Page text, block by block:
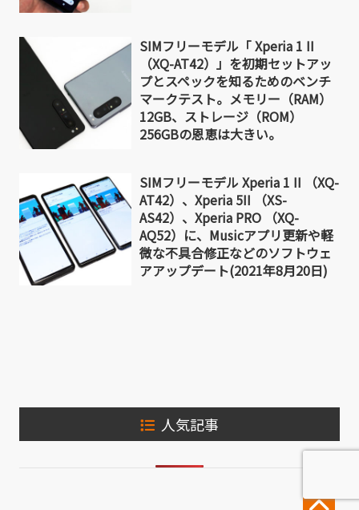
SIMフリーモデル「 Xperia 1 II
（XQ-AT42）」を初期セットアッ
プとスペックを知るためのベンチ
マークテスト。メモリー（RAM）
12GB、ストレージ（ROM）
256GBの恩恵は大きい。
SIMフリーモデル Xperia 1 II （XQ-
AT42）、Xperia 5II （XS-
AS42）、Xperia PRO （XQ-
AQ52）に、Musicアプリ更新や軽
微な不具合修正などのソフトウェ
アアップデート(2021年8月20日)
人気記事